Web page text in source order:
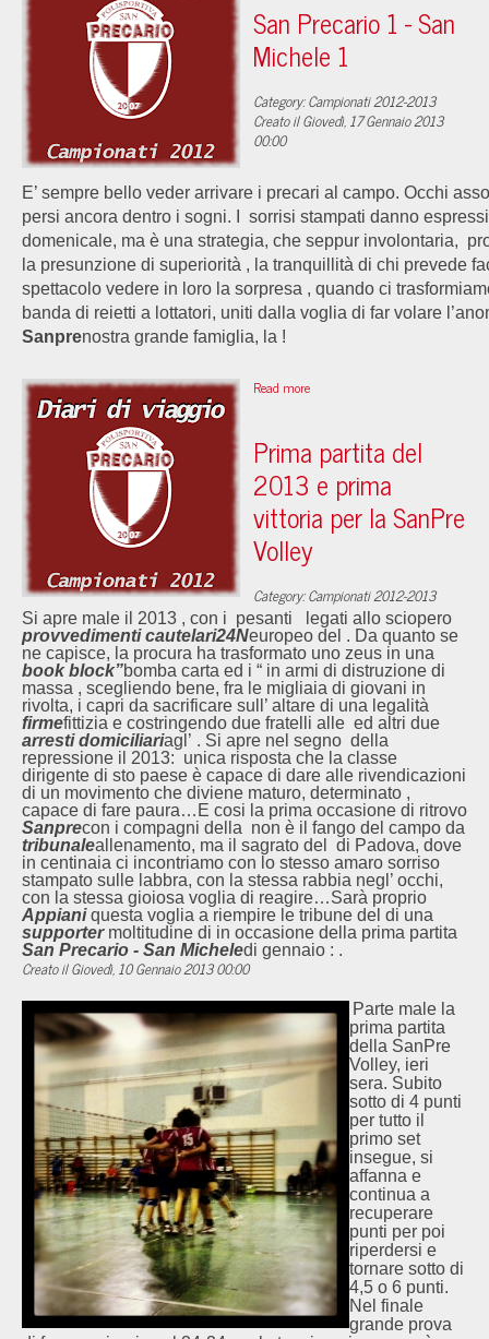
E’ sempre bello veder arrivare i precari al campo. Occhi
persi ancora dentro i sogni. I sorrisi stampati danno
domenicale, ma è una strategia, che seppur involontaria,
la presunzione di superiorità , la tranquillità di chi prevede
spettacolo vedere in loro la sorpresa , quando ci
banda di reietti a lottatori, uniti dalla voglia di far volare
nostra grande famiglia, la
Sanpre !
San Precario 1 - San
Michele 1
Category: Campionati 2012-2013
Creato il Giovedì, 17 Gennaio 2013
00:00
Si apre male il 2013 , con i pesanti
provvedimenti cautelari
legati allo sciopero
europeo del
24N
. Da quanto se
ne capisce, la procura ha trasformato uno zeus in una
bomba carta ed i “
book block”
in armi di distruzione di
massa , scegliendo bene, fra le migliaia di giovani in
rivolta, i capri da sacrificare sull’ altare di una legalità
fittizia e costringendo due fratelli alle
firme
ed altri due
agl’
arresti domiciliari
. Si apre nel segno della
repressione il 2013: unica risposta che la classe
dirigente di sto paese è capace di dare alle rivendicazioni
di un movimento che diviene maturo, determinato ,
capace di fare paura…E cosi la prima occasione di ritrovo
con i compagni della
Sanpre
non è il fango del campo da
allenamento, ma il sagrato del
tribunale
di Padova, dove
in centinaia ci incontriamo con lo stesso amaro sorriso
stampato sulle labbra, con la stessa rabbia negl’ occhi,
con la stessa gioiosa voglia di reagire…Sarà proprio
questa voglia a riempire le tribune del
Appiani
di una
moltitudine di
supporter
in occasione della prima partita
di gennaio :
San Precario - San Michele .
Read more
Prima partita del
2013 e prima
vittoria per la SanPre
Volley
Category: Campionati 2012-2013
Creato il Giovedì, 10 Gennaio 2013 00:00
Parte male la
prima partita
della SanPre
Volley, ieri
sera. Subito
sotto di 4 punti
per tutto il
primo set
insegue, si
affanna e
continua a
recuperare
punti per poi
riperdersi e
tornare sotto di
4,5 o 6 punti.
Nel finale
grande prova